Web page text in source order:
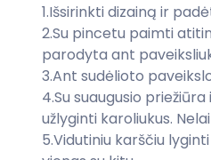
1.Išsirinkti dizainą ir
2.Su pincetu paimti
parodyta ant
3.Ant sudėlioto
4.Su suaugusio
užlyginti karoliukus.
5.Vidutiniu karščiu